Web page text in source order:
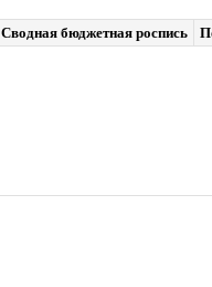
Сводная бюджетная роспись